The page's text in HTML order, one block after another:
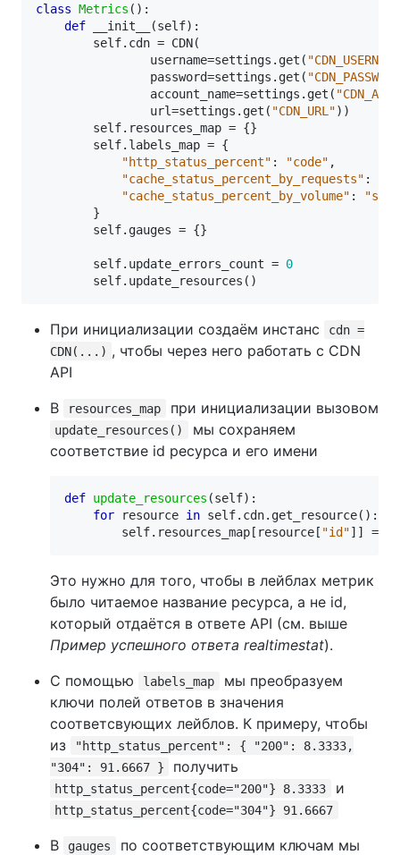
class Metrics ():
def
__init__ (self):
self. cdn = CDN(
username=settings . get (
password=settings . get (
account_name=settings . get (
url=settings . get ( "CDN_URL"))
self. resources_map = {}
self. labels_map = {
"http_status_percent" : "code" ,
"cache_status_percent_by_requests" :
"cache_status_percent_by_volume" :
}
self. gauges = {}
self. update_errors_count = 0
self. update_resources ()
При инициализации создаём инстанс
cdn =
CDN(...) , чтобы через него работать с CDN
API
В
resources_map при инициализации вызовом
update_resources()
мы сохраняем
соответствие id ресурса и его имени
def update_resources (self):
for
resource in self. cdn. get_resource():
self. resources_map[ resource[ "id"]] =
Это нужно для того, чтобы в лейблах метрик
было читаемое название ресурса, а не id,
который отдаётся в ответе API (см. выше
Пример успешного ответа realtimestat).
С помощью
labels_map
мы преобразуем
ключи полей ответов в значения
соответсвующих лейблов. К примеру, чтобы
из
"http_status_percent": { "200": 8.3333,
"304": 91.6667 }
получить
http_status_percent{code="200"} 8.3333 и
http_status_percent{code="304"} 91.6667
В gauges
по соответствующим ключам мы